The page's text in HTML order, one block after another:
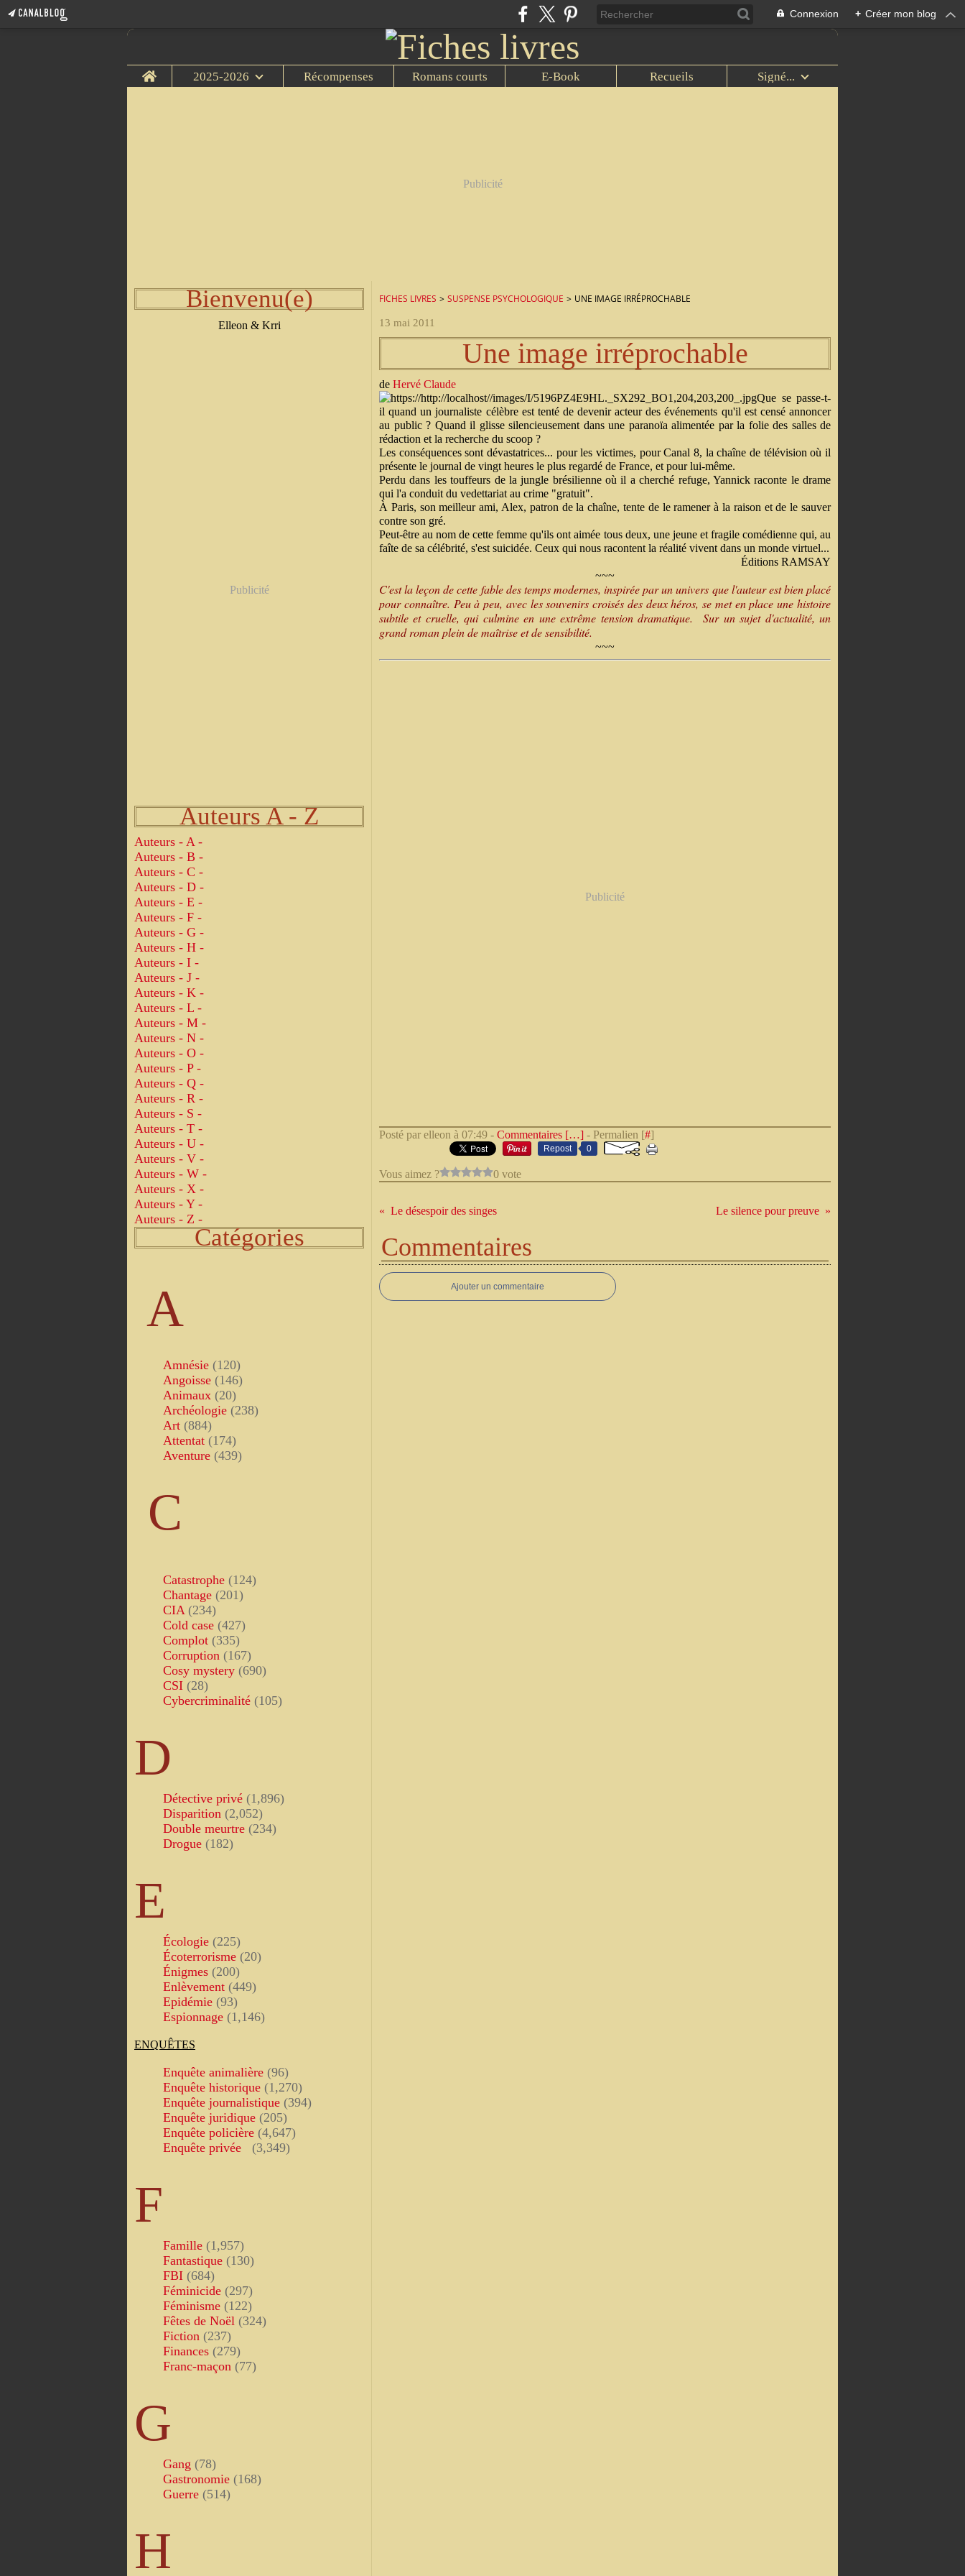
Connexion + Créer mon blog
Home 2025-2026 Récompenses Romans courts E-Book Recueils Signé...
Publicité
Bienvenu(e)
Elleon & Krri
Publicité
Auteurs A - Z
Auteurs - A -
Auteurs - B -
Auteurs - C -
Auteurs - D -
Auteurs - E -
Auteurs - F -
Auteurs - G -
Auteurs - H -
Auteurs - I -
Auteurs - J -
Auteurs - K -
Auteurs - L -
Auteurs - M -
Auteurs - N -
Auteurs - O -
Auteurs - P -
Auteurs - Q -
Auteurs - R -
Auteurs - S -
Auteurs - T -
Auteurs - U -
Auteurs - V -
Auteurs - W -
Auteurs - X -
Auteurs - Y -
Auteurs - Z -
Catégories
A
Amnésie (120)
Angoisse (146)
Animaux (20)
Archéologie (238)
Art (884)
Attentat (174)
Aventure (439)
C
Catastrophe (124)
Chantage (201)
CIA (234)
Cold case (427)
Complot (335)
Corruption (167)
Cosy mystery (690)
CSI (28)
Cybercriminalité (105)
D
Détective privé (1,896)
Disparition (2,052)
Double meurtre (234)
Drogue (182)
E
Écologie (225)
Écoterrorisme (20)
Énigmes (200)
Enlèvement (449)
Epidémie (93)
Espionnage (1,146)
ENQUÊTES
Enquête animalière (96)
Enquête historique (1,270)
Enquête journalistique (394)
Enquête juridique (205)
Enquête policière (4,647)
Enquête privée
(3,349)
F
Famille (1,957)
Fantastique (130)
FBI (684)
Féminicide (297)
Féminisme (122)
Fêtes de Noël (324)
Fiction (237)
Finances (279)
Franc-maçon (77)
G
Gang (78)
Gastronomie (168)
Guerre (514)
H
FICHES LIVRES > SUSPENSE PSYCHOLOGIQUE > UNE IMAGE IRRÉPROCHABLE
13 mai 2011
Une image irréprochable
de Hervé Claude
Que se passe-t-
il quand un journaliste célèbre est tenté de devenir acteur des événements qu'il est censé annoncer
au public ? Quand il glisse silencieusement dans une paranoïa alimentée par la folie des salles de
rédaction et la recherche du scoop ?
Les conséquences sont dévastatrices... pour les victimes, pour Canal 8, la chaîne de télévision où il
présente le journal de vingt heures le plus regardé de France, et pour lui-même.
Perdu dans les touffeurs de la jungle brésilienne où il a cherché refuge, Yannick raconte le drame
qui l'a conduit du vedettariat au crime "gratuit".
À Paris, son meilleur ami, Alex, patron de la chaîne, tente de le ramener à la raison et de le sauver
contre son gré.
Peut-être au nom de cette femme qu'ils ont aimée tous deux, une jeune et fragile comédienne qui, au
faîte de sa célébrité, s'est suicidée. Ceux qui nous racontent la réalité vivent dans un monde virtuel...
Éditions RAMSAY
~~~
C'est la leçon de cette fable des temps modernes, inspirée par un univers que l'auteur est bien placé
pour connaître. Peu à peu, avec les souvenirs croisés des deux héros, se met en place une histoire
subtile et cruelle, qui culmine en une extrême tension dramatique.Sur un sujet d'actualité, un
grand roman plein de maîtrise et de sensibilité.
~~~
Publicité
Posté par elleon à 07:49 - Commentaires […] - Permalien [#]
Repost 0
Vous aimez ? 0 vote
Le désespoir des singes Le silence pour preuve
Commentaires
Ajouter un commentaire